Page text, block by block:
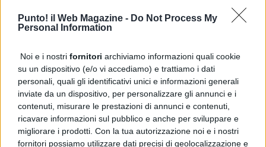
Punto! il Web Magazine - Do Not Process My
Personal Information
Noi e i nostri fornitori archiviamo informazioni quali cookie
su un dispositivo (e/o vi accediamo) e trattiamo i dati
personali, quali gli identificativi unici e informazioni generali
inviate da un dispositivo, per personalizzare gli annunci e i
contenuti, misurare le prestazioni di annunci e contenuti,
ricavare informazioni sul pubblico e anche per sviluppare e
migliorare i prodotti. Con la tua autorizzazione noi e i nostri
fornitori possiamo utilizzare dati precisi di geolocalizzazione e
Amalfi
Angri
Benevento, allerta meteo fino alle 21: l’avviso del
Comune